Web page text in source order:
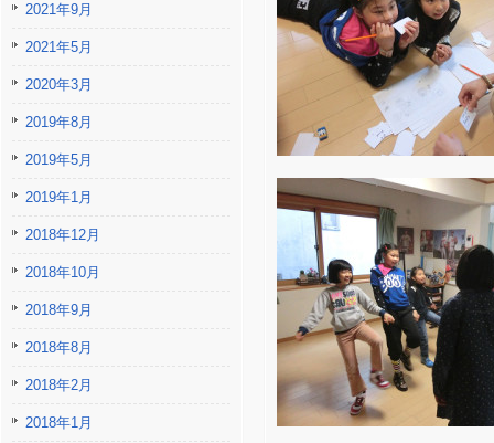
2021年9月
2021年5月
2020年3月
2019年8月
2019年5月
2019年1月
2018年12月
2018年10月
2018年9月
2018年8月
2018年2月
2018年1月